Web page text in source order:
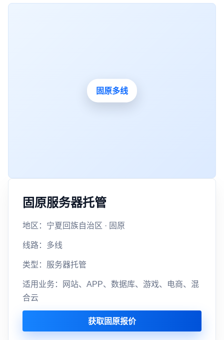
固原服务器托管
地区：宁夏回族自治区 · 固原
线路：多线
类型：服务器托管
适用业务：网站、APP、数据库、游戏、电商、混
合云
获取固原报价